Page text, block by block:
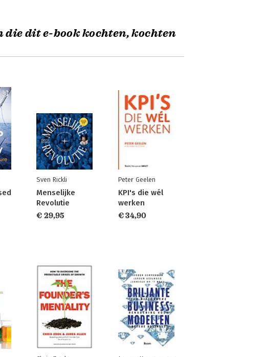
die dit e-book kochten, kochten
Sven Rickli
Menselijke
Revolutie
€ 29,95
Peter Geelen
KPI's die wél
werken
€ 34,90